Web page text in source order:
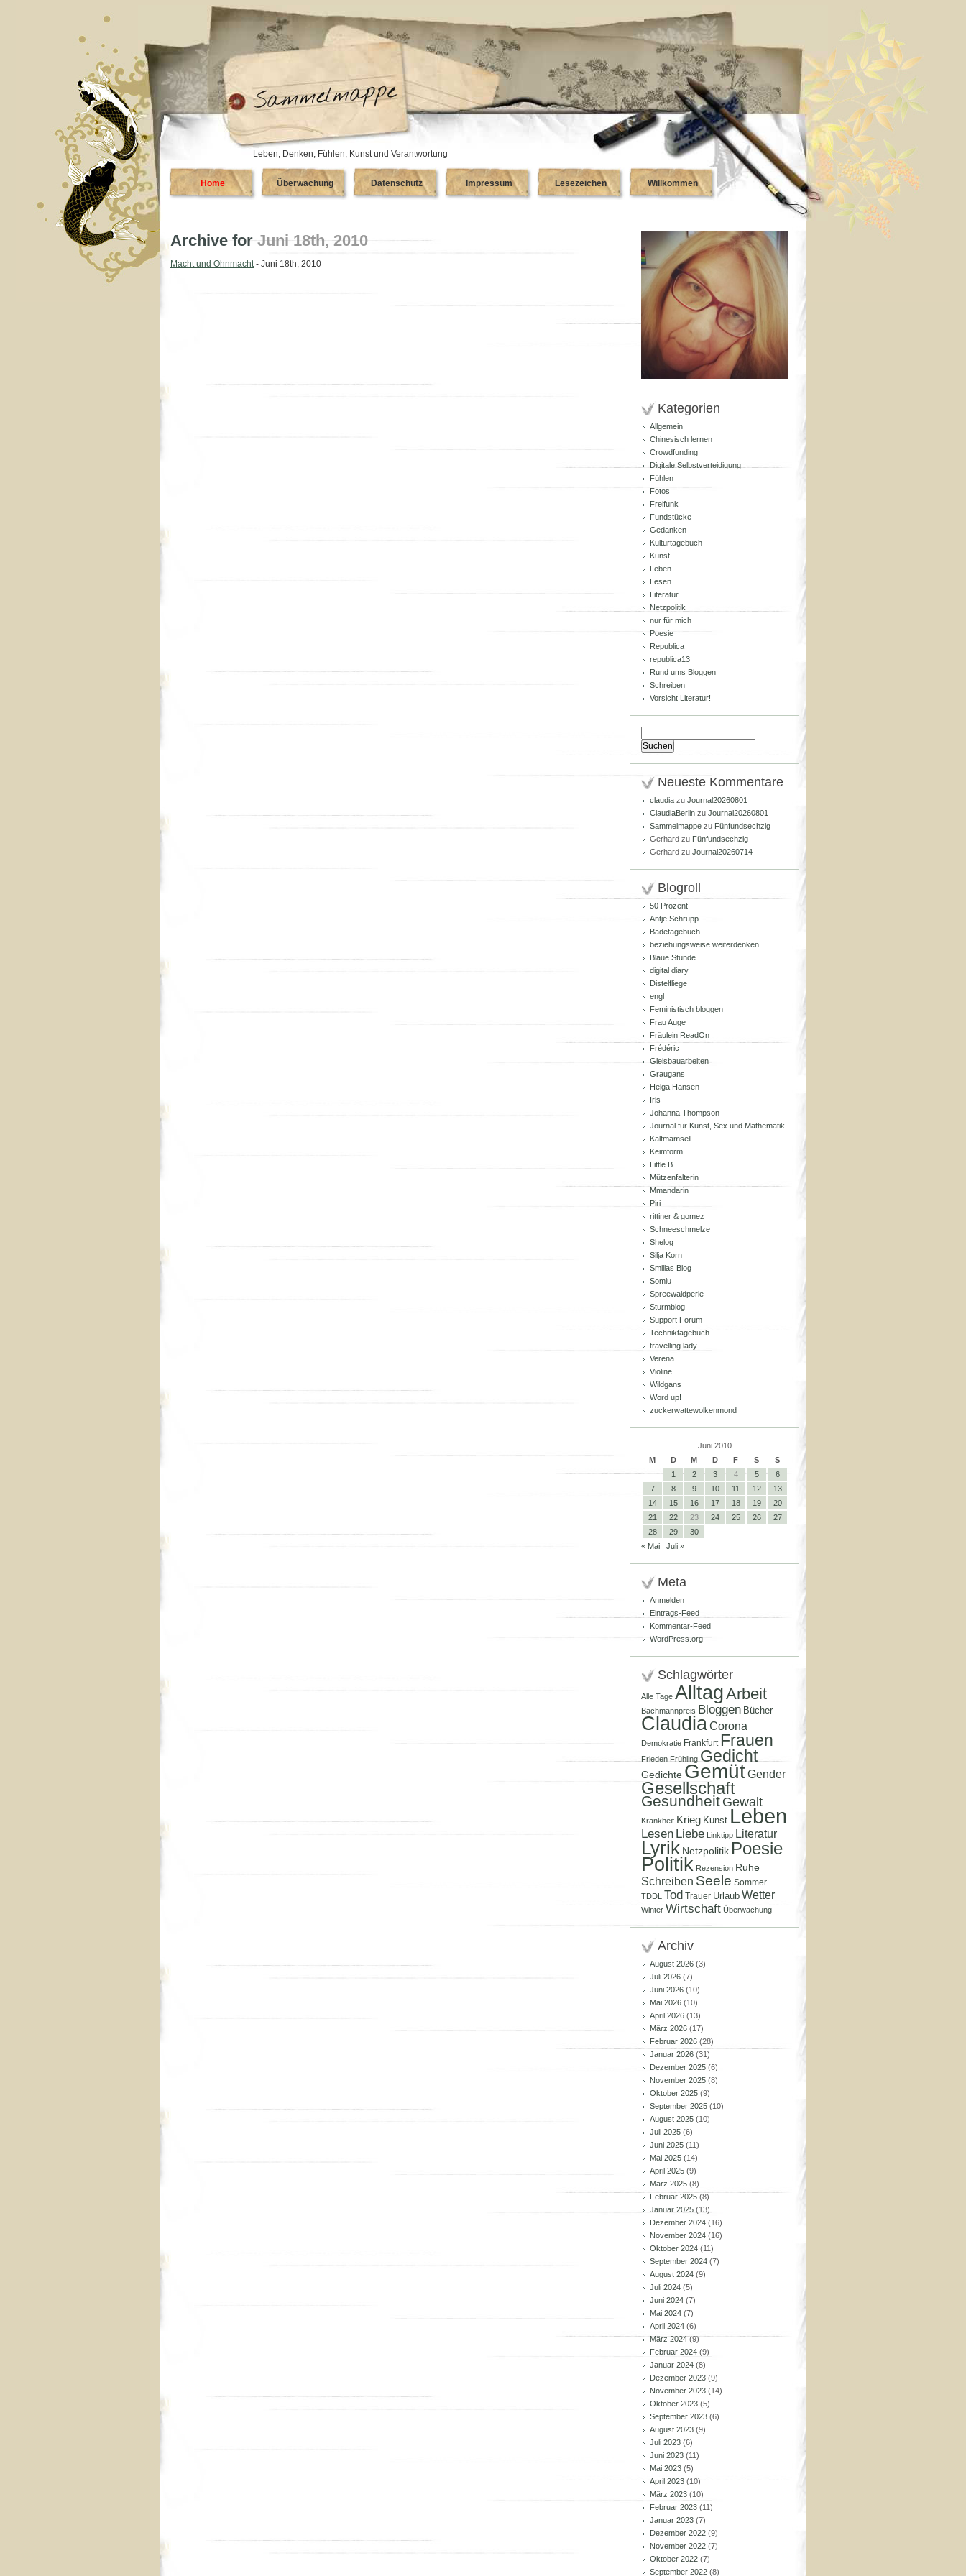
Leben, Denken, Fühlen, Kunst und Verantwortung
Home Überwachung Datenschutz Impressum Lesezeichen Willkommen
Archive for Juni 18th, 2010
Macht und Ohnmacht- Juni 18th, 2010
Kategorien
Allgemein
Chinesisch lernen
Crowdfunding
Digitale Selbstverteidigung
Fühlen
Fotos
Freifunk
Fundstücke
Gedanken
Kulturtagebuch
Kunst
Leben
Lesen
Literatur
Netzpolitik
nur für mich
Poesie
Republica
republica13
Rund ums Bloggen
Schreiben
Vorsicht Literatur!
nach:
Neueste Kommentare
claudia zu Journal20260801
ClaudiaBerlin zu Journal20260801
Sammelmappe zu Fünfundsechzig
Gerhard zu Fünfundsechzig
Gerhard zu Journal20260714
Blogroll
50 Prozent
Antje Schrupp
Badetagebuch
beziehungsweise weiterdenken
Blaue Stunde
digital diary
Distelfliege
engl
Feministisch bloggen
Frau Auge
Fräulein ReadOn
Frédéric
Gleisbauarbeiten
Graugans
Helga Hansen
Iris
Johanna Thompson
Journal für Kunst, Sex und Mathematik
Kaltmamsell
Keimform
Little B
Mützenfalterin
Mmandarin
Piri
rittiner & gomez
Schneeschmelze
Shelog
Silja Korn
Smillas Blog
Somlu
Spreewaldperle
Sturmblog
Support Forum
Techniktagebuch
travelling lady
Verena
Violine
Wildgans
Word up!
zuckerwattewolkenmond
Juni 2010
M
D M D F S
S
1
2 3 4 5
6
7
8 9 10 11 12
13
14
15 16 17 18 19
20
21
22 23 24 25 26
27
28
29
30
« Mai
Juli »
Meta
Anmelden
Eintrags-Feed
Kommentar-Feed
WordPress.org
Schlagwörter
Alle Tage AlltagArbeit
Bachmannpreis Bloggen Bücher
ClaudiaCorona
Demokratie Frankfurt Frauen
Frieden Frühling Gedicht
Gedichte GemütGender
Gesellschaft
Gesundheit Gewalt
Krankheit Krieg Kunst Leben
Lesen Liebe Linktipp Literatur
Lyrik Netzpolitik Poesie
Politik Rezension Ruhe
Schreiben Seele Sommer
TDDL Tod Trauer Urlaub Wetter
Winter Wirtschaft Überwachung
Archiv
August 2026 (3)
Juli 2026 (7)
Juni 2026 (10)
Mai 2026 (10)
April 2026 (13)
März 2026 (17)
Februar 2026 (28)
Januar 2026 (31)
Dezember 2025 (6)
November 2025 (8)
Oktober 2025 (9)
September 2025 (10)
August 2025 (10)
Juli 2025 (6)
Juni 2025 (11)
Mai 2025 (14)
April 2025 (9)
März 2025 (8)
Februar 2025 (8)
Januar 2025 (13)
Dezember 2024 (16)
November 2024 (16)
Oktober 2024 (11)
September 2024 (7)
August 2024 (9)
Juli 2024 (5)
Juni 2024 (7)
Mai 2024 (7)
April 2024 (6)
März 2024(9)
Februar 2024 (9)
Januar 2024 (8)
Dezember 2023 (9)
November 2023 (14)
Oktober 2023 (5)
September 2023 (6)
August 2023 (9)
Juli 2023 (6)
Juni 2023 (11)
Mai 2023 (5)
April 2023(10)
März 2023 (10)
Februar 2023 (11)
Januar 2023 (7)
Dezember 2022 (9)
November 2022 (7)
Oktober 2022 (7)
September 2022 (8)